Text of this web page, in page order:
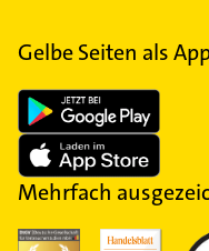
Gelbe Seiten als
Mehrfach